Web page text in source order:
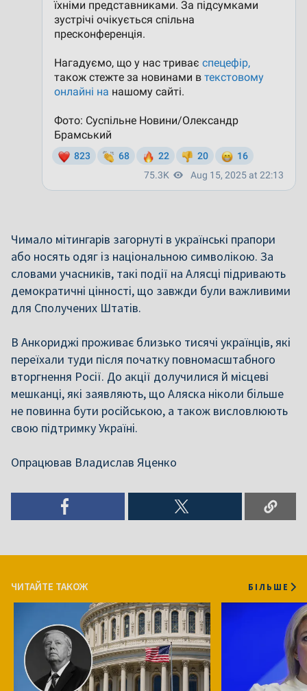
Чимало мітингарів загорнуті в українські прапори
або носять одяг із національною символікою. За
словами учасників, такі події на Алясці підривають
демократичні цінності, що завжди були важливими
для Сполучених Штатів.
В Анкориджі проживає близько тисячі українців, які
переїхали туди після початку повномасштабного
вторгнення Росії. До акції долучилися й місцеві
мешканці, які заявляють, що Аляска ніколи більше
не повинна бути російською, а також висловлюють
свою підтримку Україні.
Опрацював Владислав Яценко
ЧИТАЙТЕ ТАКОЖ БІЛЬШЕ